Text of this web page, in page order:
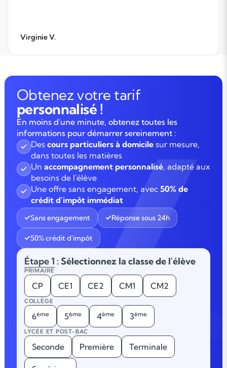
Virginie V.
Obtenez votre tarif
personnalisé !
En moins d'une minute, obtenez toutes les
informations pour démarrer sereinement :
Des cours particuliers à domicilesur mesure,
dans toutes les matières
Un accompagnement personnalisé, adapté aux
besoins de l'élève
Une offre sans engagement, avec 50% de
crédit d'impôt immédiat
Sans engagement Réponse sous 24h
50% crédit d'impôt
Étape 1 : Sélectionnez la classe de l'élève
PRIMAIRE
CP CE1 CE2 CM1 CM2
COLLÈGE
6ème 5ème 4ème 3ème
LYCÉE ET POST-BAC
Seconde Première Terminale